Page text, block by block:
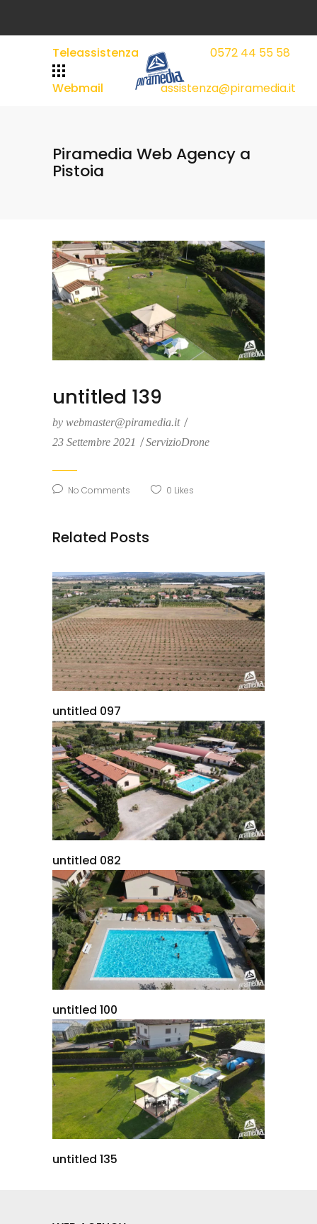
Teleassistenza
Webmail
0572 44 55 58
assistenza@piramedia.it
Piramedia Web Agency a
Pistoia
untitled 139
by webmaster@piramedia.it
23 Settembre 2021
ServizioDrone
No Comments 0 Likes
Related Posts
untitled 097
untitled 082
untitled 100
untitled 135